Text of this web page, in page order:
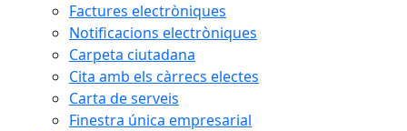
Factures electròniques
Notificacions electròniques
Carpeta ciutadana
Cita amb els càrrecs electes
Carta de serveis
Finestra única empresarial